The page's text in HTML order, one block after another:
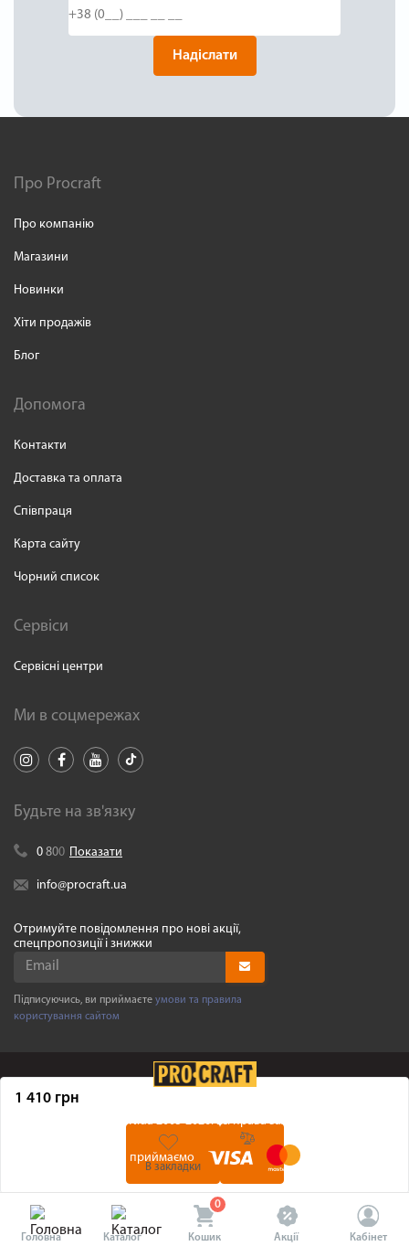
Надіслати
1 410 грн
В закладки
Про Procraft
Про компанію
Магазини
Новинки
Хіти продажів
Блог
Допомога
Контакти
Доставка та оплата
Співпраця
Карта сайту
Чорний список
Сервіси
Сервісні центри
Ми в соцмережах
Будьте на зв'язку
0 800 Показати
info@procraft.ua
Отримуйте повідомлення про нові акції,
спецпропозиції і знижки
Підписуючись, ви приймаєте умови та правила
користування сайтом
Procraft.ua2005-2026. Усі права захищенні
Ми приймаємо
Головна Каталог
0
Кошик Акції Кабінет